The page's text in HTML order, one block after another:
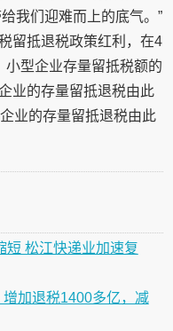
我们迎难而上的底气。”
留抵退税政策红利，在4
小型企业存量留抵税额的
业的存量留抵退税由此
业的存量留抵退税由此
短 松江快递业加速复
加退税1400多亿，减